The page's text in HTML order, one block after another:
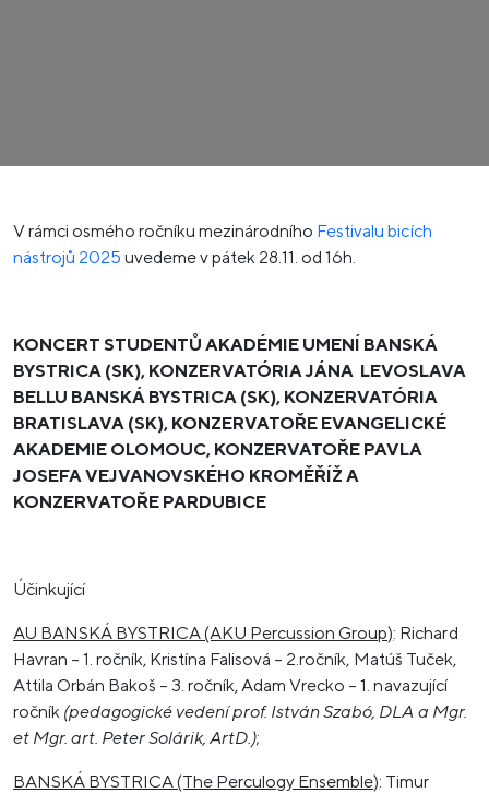
V rámci osmého ročníku mezinárodního Festivalu bicích
nástrojů 2025 uvedeme v pátek 28.11. od 16h.
KONCERT STUDENTŮ AKADÉMIE UMENÍ BANSKÁ
BYSTRICA (SK), KONZERVATÓRIA JÁNA LEVOSLAVA
BELLU BANSKÁ BYSTRICA (SK), KONZERVATÓRIA
BRATISLAVA (SK), KONZERVATOŘE EVANGELICKÉ
AKADEMIE OLOMOUC, KONZERVATOŘE PAVLA
JOSEFA VEJVANOVSKÉHO KROMĚŘÍŽ A
KONZERVATOŘE PARDUBICE
Účinkující
AU BANSKÁ BYSTRICA (AKU Percussion Group): Richard
Havran – 1. ročník, Kristína Falisová – 2.ročník, Matúš Tuček,
Attila Orbán Bakoš – 3. ročník, Adam Vrecko – 1. navazující
ročník (pedagogické vedení prof. István Szabó, DLA a Mgr.
et Mgr. art. Peter Solárik, ArtD.);
BANSKÁ BYSTRICA (The Perculogy Ensemble): Timur